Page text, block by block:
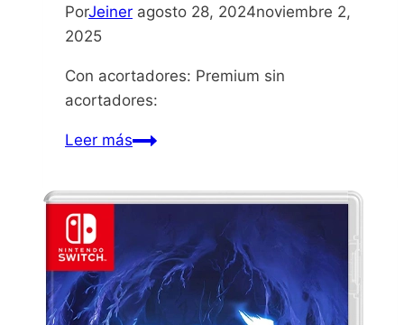
PorJeiner agosto 28, 2024noviembre 2,
2025
Con acortadores: Premium sin
acortadores:
Leer másCRYPT